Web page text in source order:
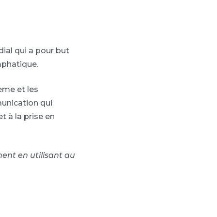
qui a pour but
et les
qui
à la prise en
en utilisant au